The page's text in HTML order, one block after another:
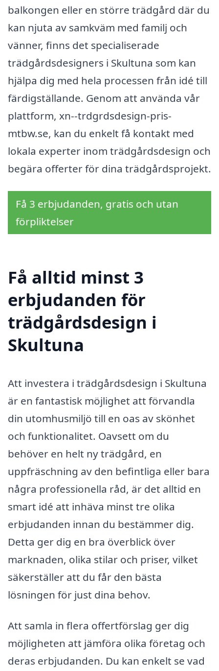
balkongen eller en större trädgård där du
kan njuta av samkväm med familj och
vänner, finns det specialiserade
trädgårdsdesigners i Skultuna som kan
hjälpa dig med hela processen från idé till
färdigställande. Genom att använda vår
plattform, xn--trdgrdsdesign-pris-
mtbw.se, kan du enkelt få kontakt med
lokala experter inom trädgårdsdesign och
begära offerter för dina trädgårdsprojekt.
Få 3 erbjudanden, gratis och utan
förpliktelser
Få alltid minst 3
erbjudanden för
trädgårdsdesign i
Skultuna
Att investera i trädgårdsdesign i Skultuna
är en fantastisk möjlighet att förvandla
din utomhusmiljö till en oas av skönhet
och funktionalitet. Oavsett om du
behöver en helt ny trädgård, en
uppfräschning av den befintliga eller bara
några professionella råd, är det alltid en
smart idé att inhäva minst tre olika
erbjudanden innan du bestämmer dig.
Detta ger dig en bra överblick över
marknaden, olika stilar och priser, vilket
säkerställer att du får den bästa
lösningen för just dina behov.
Att samla in flera offertförslag ger dig
möjligheten att jämföra olika företag och
deras erbjudanden. Du kan enkelt se vad